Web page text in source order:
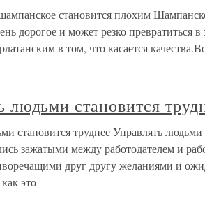
становится плохим
дорогое и может резко
в том, что касается
людьми становится
становится труднее Управлять
зажатыми между работодателем и
друг другу желаниями и
это